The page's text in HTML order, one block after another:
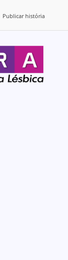
Publicar história